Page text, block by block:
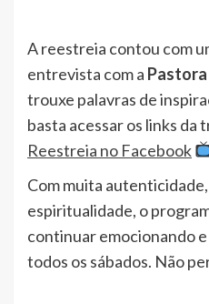
A reestreia contou com
entrevista com a
trouxe palavras de
basta acessar os links da
Reestreia no Facebook
Com muita
espiritualidade, o
continuar emocionando
todos os sábados. Não